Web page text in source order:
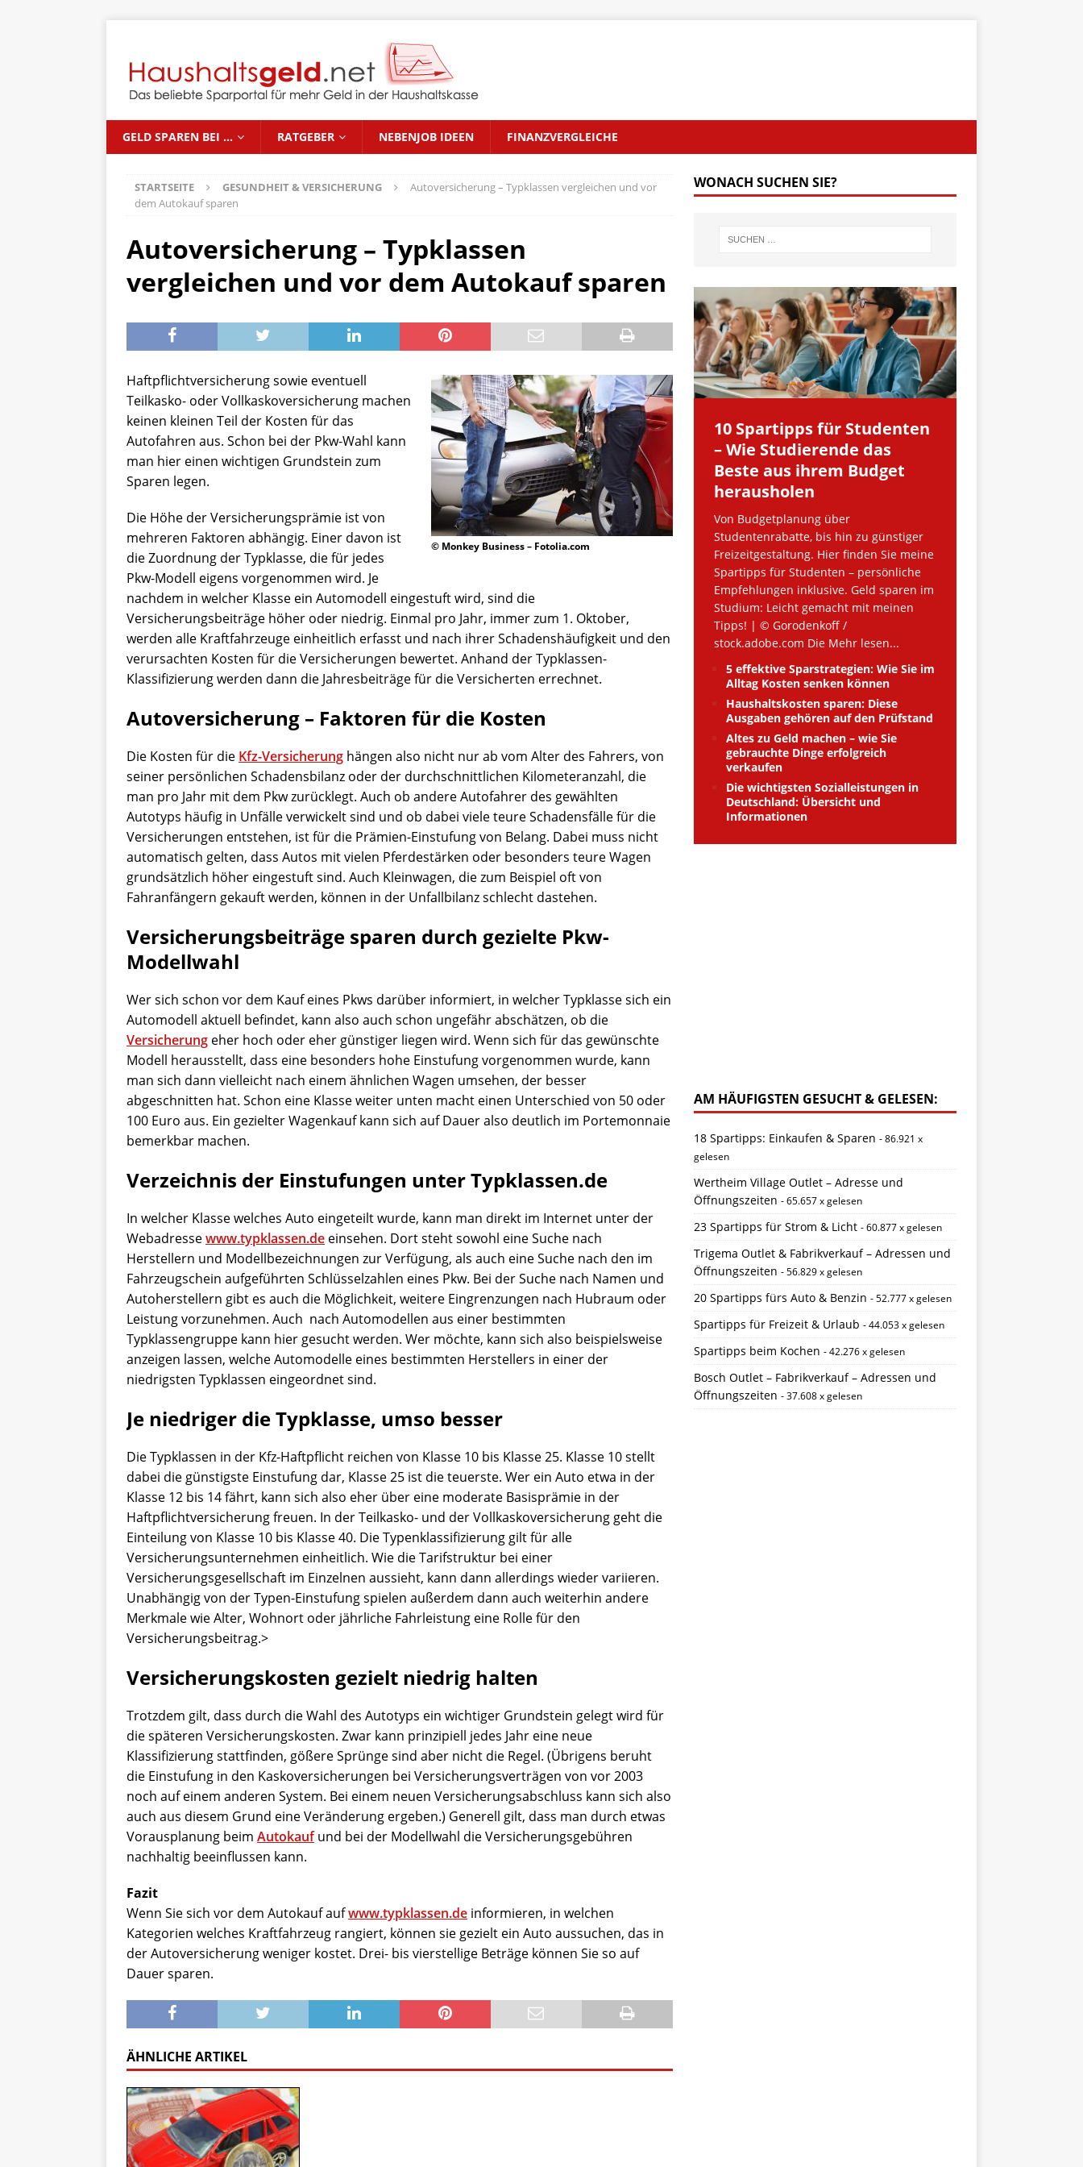
GELD SPAREN BEI … RATGEBER NEBENJOB IDEEN FINANZVERGLEICHE
STARTSEITE GESUNDHEIT & VERSICHERUNG
Autoversicherung – Typklassen vergleichen und vor
dem Autokauf sparen
Autoversicherung – Typklassen
vergleichen und vor dem Autokauf sparen
© Monkey Business – Fotolia.com
Haftpflichtversicherung sowie eventuell
Teilkasko- oder Vollkaskoversicherung machen
keinen kleinen Teil der Kosten für das
Autofahren aus. Schon bei der Pkw-Wahl kann
man hier einen wichtigen Grundstein zum
Sparen legen.
Die Höhe der Versicherungsprämie ist von
mehreren Faktoren abhängig. Einer davon ist
die Zuordnung der Typklasse, die für jedes
Pkw-Modell eigens vorgenommen wird. Je
nachdem in welcher Klasse ein Automodell eingestuft wird, sind die
Versicherungsbeiträge höher oder niedrig. Einmal pro Jahr, immer zum 1. Oktober,
werden alle Kraftfahrzeuge einheitlich erfasst und nach ihrer Schadenshäufigkeit und den
verursachten Kosten für die Versicherungen bewertet. Anhand der Typklassen-
Klassifizierung werden dann die Jahresbeiträge für die Versicherten errechnet.
Autoversicherung – Faktoren für die Kosten
Die Kosten für die Kfz-Versicherung hängen also nicht nur ab vom Alter des Fahrers, von
seiner persönlichen Schadensbilanz oder der durchschnittlichen Kilometeranzahl, die
man pro Jahr mit dem Pkw zurücklegt. Auch ob andere Autofahrer des gewählten
Autotyps häufig in Unfälle verwickelt sind und ob dabei viele teure Schadensfälle für die
Versicherungen entstehen, ist für die Prämien-Einstufung von Belang. Dabei muss nicht
automatisch gelten, dass Autos mit vielen Pferdestärken oder besonders teure Wagen
grundsätzlich höher eingestuft sind. Auch Kleinwagen, die zum Beispiel oft von
Fahranfängern gekauft werden, können in der Unfallbilanz schlecht dastehen.
Versicherungsbeiträge sparen durch gezielte Pkw-
Modellwahl
Wer sich schon vor dem Kauf eines Pkws darüber informiert, in welcher Typklasse sich ein
Automodell aktuell befindet, kann also auch schon ungefähr abschätzen, ob die
Versicherung eher hoch oder eher günstiger liegen wird. Wenn sich für das gewünschte
Modell herausstellt, dass eine besonders hohe Einstufung vorgenommen wurde, kann
man sich dann vielleicht nach einem ähnlichen Wagen umsehen, der besser
abgeschnitten hat. Schon eine Klasse weiter unten macht einen Unterschied von 50 oder
100 Euro aus. Ein gezielter Wagenkauf kann sich auf Dauer also deutlich im Portemonnaie
bemerkbar machen.
Verzeichnis der Einstufungen unter Typklassen.de
In welcher Klasse welches Auto eingeteilt wurde, kann man direkt im Internet unter der
Webadressewww.typklassen.de einsehen. Dort steht sowohl eine Suche nach
Herstellern und Modellbezeichnungen zur Verfügung, als auch eine Suche nach den im
Fahrzeugschein aufgeführten Schlüsselzahlen eines Pkw. Bei der Suche nach Namen und
Autoherstellern gibt es auch die Möglichkeit, weitere Eingrenzungen nach Hubraum oder
Leistung vorzunehmen. Auch nach Automodellen aus einer bestimmten
Typklassengruppe kann hier gesucht werden. Wer möchte, kann sich also beispielsweise
anzeigen lassen, welche Automodelle eines bestimmten Herstellers in einer der
niedrigsten Typklassen eingeordnet sind.
Je niedriger die Typklasse, umso besser
Die Typklassen in der Kfz-Haftpflicht reichen von Klasse 10 bis Klasse 25. Klasse 10 stellt
dabei die günstigste Einstufung dar, Klasse 25 ist die teuerste. Wer ein Auto etwa in der
Klasse 12 bis 14 fährt, kann sich also eher über eine moderate Basisprämie in der
Haftpflichtversicherung freuen. In der Teilkasko- und der Vollkaskoversicherung geht die
Einteilung von Klasse 10 bis Klasse 40. Die Typenklassifizierung gilt für alle
Versicherungsunternehmen einheitlich. Wie die Tarifstruktur bei einer
Versicherungsgesellschaft im Einzelnen aussieht, kann dann allerdings wieder variieren.
Unabhängig von der Typen-Einstufung spielen außerdem dann auch weiterhin andere
Merkmale wie Alter, Wohnort oder jährliche Fahrleistung eine Rolle für den
Versicherungsbeitrag.>
Versicherungskosten gezielt niedrig halten
Trotzdem gilt, dass durch die Wahl des Autotyps ein wichtiger Grundstein gelegt wird für
die späteren Versicherungskosten. Zwar kann prinzipiell jedes Jahr eine neue
Klassifizierung stattfinden, gößere Sprünge sind aber nicht die Regel. (Übrigens beruht
die Einstufung in den Kaskoversicherungen bei Versicherungsverträgen von vor 2003
noch auf einem anderen System. Bei einem neuen Versicherungsabschluss kann sich also
auch aus diesem Grund eine Veränderung ergeben.) Generell gilt, dass man durch etwas
Vorausplanung beim Autokaufund bei der Modellwahl die Versicherungsgebühren
nachhaltig beeinflussen kann.
Fazit
Wenn Sie sich vor dem Autokauf aufwww.typklassen.de informieren, in welchen
Kategorien welches Kraftfahrzeug rangiert, können sie gezielt ein Auto aussuchen, das in
der Autoversicherung weniger kostet. Drei- bis vierstellige Beträge können Sie so auf
Dauer sparen.
ÄHNLICHE ARTIKEL
WONACH SUCHEN SIE?
10 Spartipps für Studenten
– Wie Studierende das
Beste aus ihrem Budget
herausholen
Von Budgetplanung über
Studentenrabatte, bis hin zu günstiger
Freizeitgestaltung. Hier finden Sie meine
Spartipps für Studenten – persönliche
Empfehlungen inklusive. Geld sparen im
Studium: Leicht gemacht mit meinen
Tipps! | © Gorodenkoff /
stock.adobe.com Die Mehr lesen...
5 effektive Sparstrategien: Wie Sie im
Alltag Kosten senken können
Haushaltskosten sparen: Diese
Ausgaben gehören auf den Prüfstand
Altes zu Geld machen – wie Sie
gebrauchte Dinge erfolgreich
verkaufen
Die wichtigsten Sozialleistungen in
Deutschland: Übersicht und
Informationen
AM HÄUFIGSTEN GESUCHT & GELESEN:
18 Spartipps: Einkaufen & Sparen - 86.921 x
gelesen
Wertheim Village Outlet – Adresse und
Öffnungszeiten - 65.657 x gelesen
23 Spartipps für Strom & Licht - 60.877 x gelesen
Trigema Outlet & Fabrikverkauf – Adressen und
Öffnungszeiten - 56.829 x gelesen
20 Spartipps fürs Auto & Benzin - 52.777 x gelesen
Spartipps für Freizeit & Urlaub - 44.053 x gelesen
Spartipps beim Kochen - 42.276 x gelesen
Bosch Outlet – Fabrikverkauf – Adressen und
Öffnungszeiten - 37.608 x gelesen